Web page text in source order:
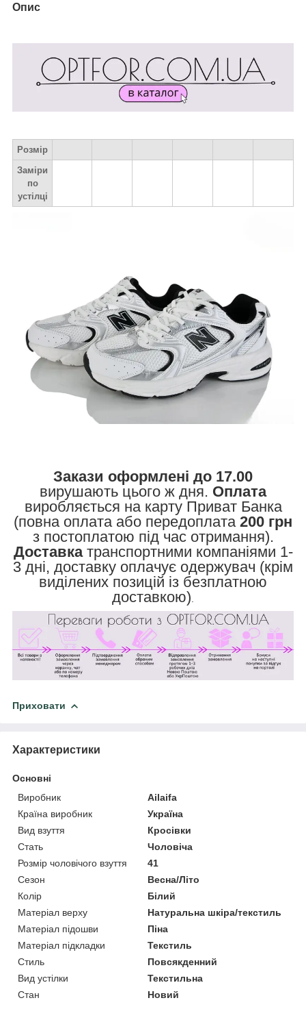
Опис
Розмір
Заміри
по
устілці
Закази оформлені до 17.00
вирушають цього ж дня. Оплата
виробляється на карту Приват Банка
(повна оплата або передоплата 200 грн
з постоплатою під час отримання).
Доставкатранспортними компаніями 1-
3 дні, доставку оплачує одержувач (крім
виділених позицій із безплатною
доставкою).
Приховати
Характеристики
Основні
Виробник
Ailaifa
Країна виробник
Україна
Вид взуття
Кросівки
Стать
Чоловіча
Розмір чоловічого взуття
41
Сезон
Весна/Літо
Колір
Білий
Матеріал верху
Натуральна шкіра/текстиль
Матеріал підошви
Піна
Матеріал підкладки
Текстиль
Стиль
Повсякденний
Вид устілки
Текстильна
Стан
Новий